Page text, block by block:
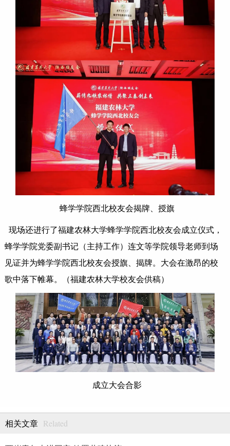
蜂学学院西北校友会揭牌、授旗
现场还进行了福建农林大学蜂学学院西北校友会成立仪式，
蜂学学院党委副书记（主持工作）连文等学院领导老师到场
见证并为蜂学学院西北校友会授旗、揭牌。大会在激昂的校
歌中落下帷幕。（福建农林大学校友会供稿）
成立大会合影
相关文章 Related